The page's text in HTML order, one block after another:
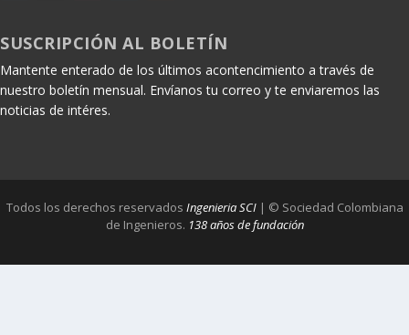
SUSCRIPCIÓN AL BOLETÍN
Mantente enterado de los últimos acontencimiento a través de
nuestro boletín mensual. Envíanos tu correo y te enviaremos las
noticias de intéres.
Todos los derechos reservados Ingenieria SCI | © Sociedad Colombiana
de Ingenieros. 138 años de fundación